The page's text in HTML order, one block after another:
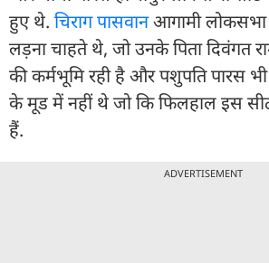
हुए थे. चिराग पासवानआगामी लोकसभा
लड़ना चाहते थे, जो उनके पिता दिवंगत
की कर्मभूमि रही है और पशुपति पारस
के मूड में नहीं थे जो कि फिलहाल इस
हैं.
ADVERTISEMENT